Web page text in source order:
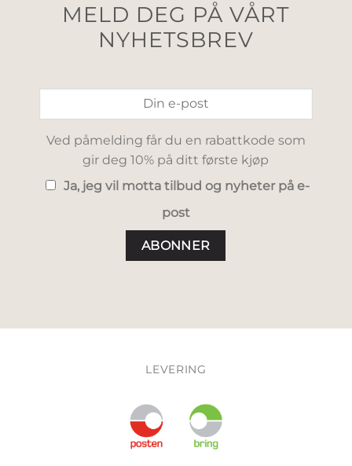
MELD DEG PÅ VÅRT
NYHETSBREV
Ved påmelding får du en rabattkode som
gir deg 10% på ditt første kjøp
Ja, jeg vil motta tilbud og nyheter på e-
post
LEVERING